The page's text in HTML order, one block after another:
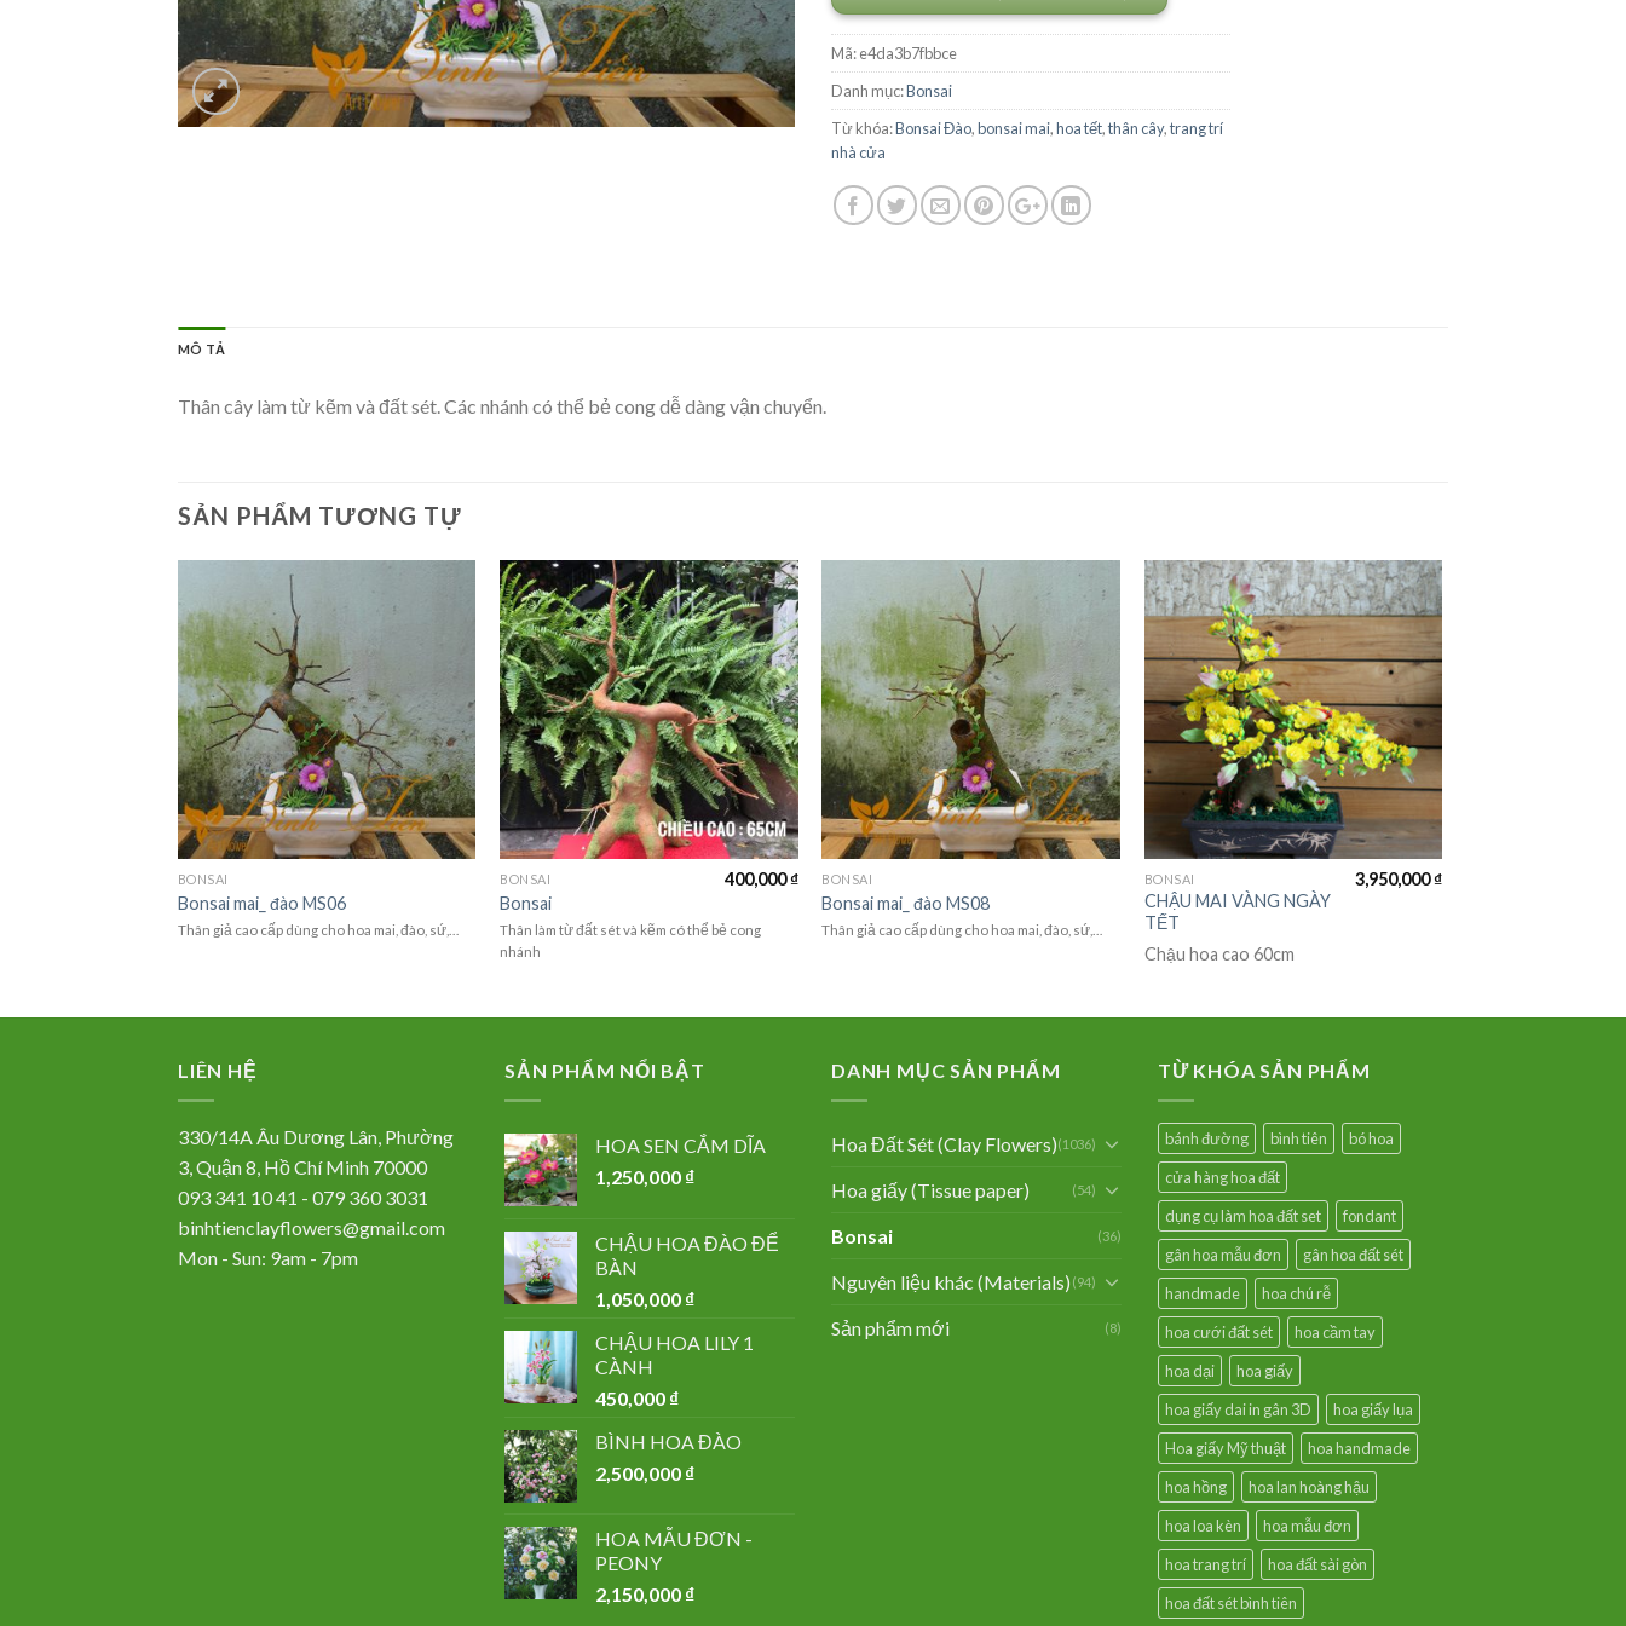
Mã:e4da3b7fbbce
Danh mục:Bonsai
Từ khóa:Bonsai Đào,bonsai mai,hoa tết,thân cây,trang trí
nhà cửa
MÔ TẢ
Thân cây làm từ kẽm và đất sét. Các nhánh có thể bẻ cong dễ dàng vận chuyển.
SẢN PHẨM TƯƠNG TỰ
BONSAI
Bonsai mai_ đào MS06
Thân giả cao cấp dùng cho hoa mai, đào, sứ,…
BONSAI
Bonsai
400,000₫
Thân làm từ đất sét và kẽm có thể bẻ cong
nhánh
BONSAI
Bonsai mai_ đào MS08
Thân giả cao cấp dùng cho hoa mai, đào, sứ,…
BONSAI
CHẬU MAI VÀNG NGÀY
TẾT
3,950,000₫
Chậu hoa cao 60cm
LIÊN HỆ
330/14A Âu Dương Lân, Phường
3, Quận 8, Hồ Chí Minh 70000
093 341 10 41 - 079 360 3031
binhtienclayflowers@gmail.com
Mon - Sun: 9am - 7pm
SẢN PHẨM NỔI BẬT
HOA SEN CẮM DĨA
1,250,000 ₫
CHẬU HOA ĐÀO ĐỂ
BÀN
1,050,000 ₫
CHẬU HOA LILY 1
CÀNH
450,000 ₫
BÌNH HOA ĐÀO
2,500,000 ₫
HOA MẪU ĐƠN -
PEONY
2,150,000 ₫
DANH MỤC SẢN PHẨM
Hoa Đất Sét (Clay Flowers)(1036)
Hoa giấy (Tissue paper) (54)
Bonsai (36)
Nguyên liệu khác (Materials) (94)
Sản phẩm mới (8)
TỪ KHÓA SẢN PHẨM
bánh đường bình tiên
bó hoa
cửa hàng hoa đất
dụng cụ làm hoa đất set
fondant
gân hoa mẫu đơn
gân hoa đất sét
handmade
hoa chú rễ
hoa cưới đất sét
hoa cầm tay
hoa dại
hoa giấy
hoa giấy dai in gân 3D
hoa giấy lụa
Hoa giấy Mỹ thuật
hoa handmade
hoa hồng
hoa lan hoàng hậu
hoa loa kèn
hoa mẫu đơn
hoa trang trí
hoa đất sài gòn
hoa đất sét bình tiên